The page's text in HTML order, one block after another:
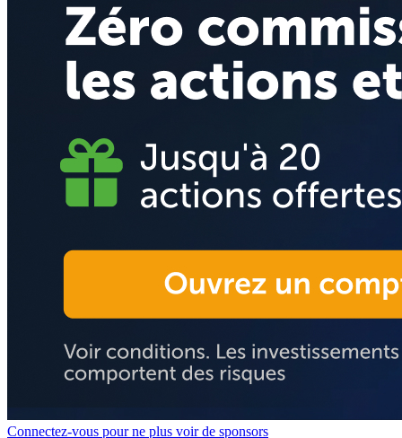
Connectez-vous pour ne plus voir de sponsors